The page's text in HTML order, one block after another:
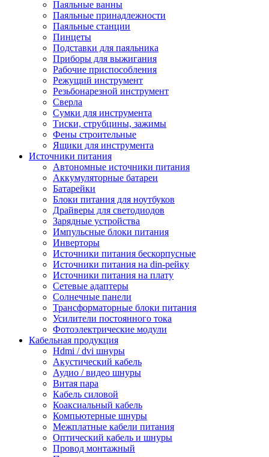
Паяльные ванны
Паяльные принадлежности
Паяльные станции
Пинцеты
Подставки для паяльника
Приборы для выжигания
Рабочие приспособления
Режущий инструмент
Резьбонарезной инструмент
Сверла
Сумки для инструмента
Тиски, струбцины, зажимы
Фены строительные
Ящики для инструмента
Источники питания
Автономные источники питания
Аккумуляторные батареи
Батарейки
Блоки питания для ноутбуков
Драйверы для светодиодов
Зарядные устройства
Импульсные блоки питания
Инверторы
Источники питания бескорпусные
Источники питания на din-рейку
Источники питания на плату
Сетевые адаптеры
Солнечные панели
Трансформаторные блоки питания
Усилители постоянного тока
Фотоэлектрические модули
Кабельная продукция
Hdmi / dvi шнуры
Акустический кабель
Аудио / видео шнуры
Витая пара
Кабель силовой
Коаксиальный кабель
Компьютерные шнуры
Межплатные кабели питания
Оптический кабель и шнуры
Провод монтажный